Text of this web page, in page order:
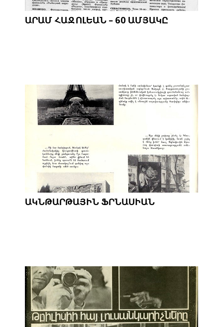
ԱՐԱՄ ՀԱՋՈԼԵԱՆ - 60 ԱՄՅԱԿԸ
ԱԿՆԹԱՐԹԱՅԻՆ ՖՐՆԱՍԻԱՆ